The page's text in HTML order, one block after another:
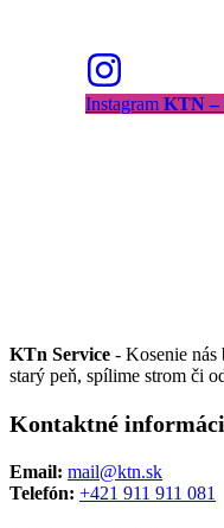
Instagram KTN –
KTn Service - Kosenie nás
starý peň, spílime strom či
Kontaktné
Email: mail@ktn.sk
Telefón: +421 911 911 081